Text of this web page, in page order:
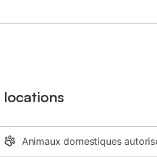
Animaux domestiques